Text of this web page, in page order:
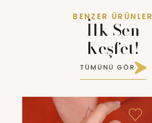
BENZER ÜRÜNLER
İlk Sen
Keşfet!
TÜMÜNÜ GÖR